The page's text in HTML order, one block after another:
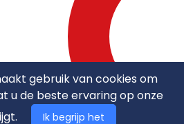
gebruik van cookies om
u de beste ervaring op onze
Ik begrijp het